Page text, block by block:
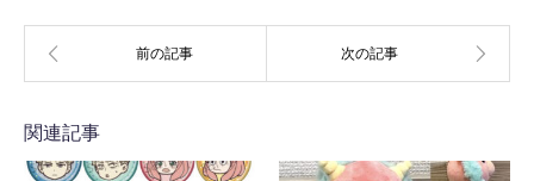
関連記事